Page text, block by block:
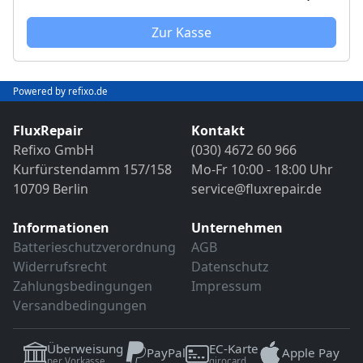
Sollten weitere Defekte festgestellt werden,
erfolgt eine Reparatur ausschließlich nach
vorheriger Rücksprache.
VDE-Sicherheitsprüfung
Sollten weitere Defekte festgestellt werden,
vorheriger Rücksprache.
Zur Kasse
Powered by refixo.de
FluxRepair
Refixo GmbH
Kurfürstendamm 157/158
10709 Berlin
Kontakt
(030) 4672 60 966
Mo-Fr 10:00 - 18:00 Uhr
service@fluxrepair.de
Informationen
Batterieschutzverordnung
Widerrufsrecht
Zahlungsbedingungen
Versandbedingungen
Unternehmen
AGB
Datenschutz
Impressum
Überweisung PayPal EC-Karte Apple Pay